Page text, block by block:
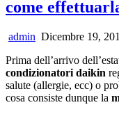
come
admin Dicembre 19,
Prima dell’arrivo
condizionatori daikin
salute (allergie, ecc) o
cosa consiste dunque la